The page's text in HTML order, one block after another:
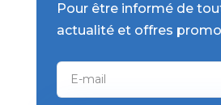
Pour être informé de
actualité et offres